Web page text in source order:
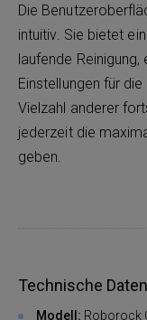
Die
intuitiv. Sie bietet
laufende
Einstellungen für
Vielzahl anderer
jederzeit die
geben.
Technische Daten
Modell: Roborock